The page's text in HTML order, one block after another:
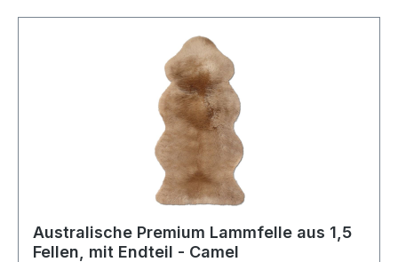
Australische Premium Lammfelle aus 1,5
Fellen, mit Endteil - Camel